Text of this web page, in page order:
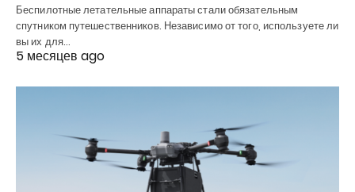
Беспилотные летательные аппараты стали обязательным
спутником путешественников. Независимо от того, используете ли
вы их для…
5 месяцев ago